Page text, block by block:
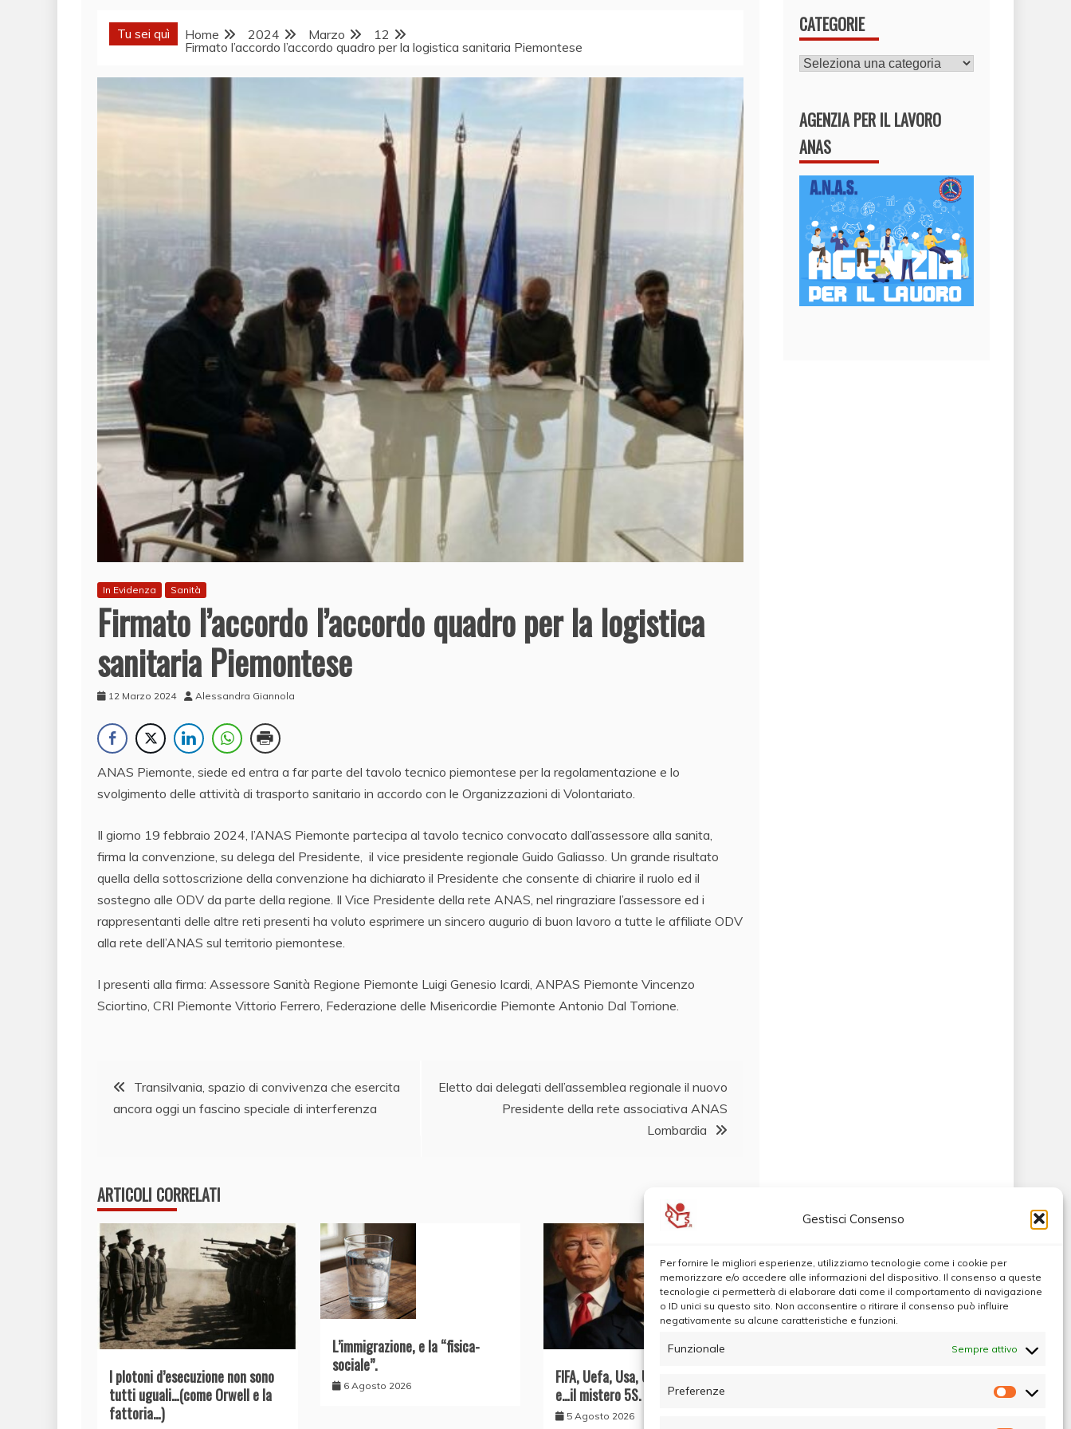
Gestisci Consenso
Per fornire le migliori esperienze, utilizziamo tecnologie come i cookie per
memorizzare e/o accedere alle informazioni del dispositivo. Il consenso a queste
tecnologie ci permetterà di elaborare dati come il comportamento di navigazione
o ID unici su questo sito. Non acconsentire o ritirare il consenso può influire
negativamente su alcune caratteristiche e funzioni.
Funzionale Sempre attivo
Preferenze
Tu sei quì Home 2024 Marzo
12
Firmato l’accordo l’accordo quadro per la logistica sanitaria Piemontese
In Evidenza Sanità
Firmato l’accordo l’accordo quadro per la logistica
sanitaria Piemontese
12 Marzo 2024 Alessandra Giannola
ANAS Piemonte, siede ed entra a far parte del tavolo tecnico piemontese per la regolamentazione e lo
svolgimento delle attività di trasporto sanitario in accordo con le Organizzazioni di Volontariato.
Il giorno 19 febbraio 2024, l’ANAS Piemonte partecipa al tavolo tecnico convocato dall’assessore alla sanita,
firma la convenzione, su delega del Presidente, il vice presidente regionale Guido Galiasso. Un grande risultato
quella della sottoscrizione della convenzione ha dichiarato il Presidente che consente di chiarire il ruolo ed il
sostegno alle ODV da parte della regione. Il Vice Presidente della rete ANAS, nel ringraziare l’assessore ed i
rappresentanti delle altre reti presenti ha voluto esprimere un sincero augurio di buon lavoro a tutte le affiliate ODV
alla rete dell’ANAS sul territorio piemontese.
I presenti alla firma: Assessore Sanità Regione Piemonte Luigi Genesio Icardi, ANPAS Piemonte Vincenzo
Sciortino, CRI Piemonte Vittorio Ferrero, Federazione delle Misericordie Piemonte Antonio Dal Torrione.
Navigazione
articoli
Transilvania, spazio di convivenza che esercita
ancora oggi un fascino speciale di interferenza
Eletto dai delegati dell’assemblea regionale il nuovo
Presidente della rete associativa ANAS
Lombardia
ARTICOLI CORRELATI
I plotoni d’esecuzione non sono
tutti uguali…(come Orwell e la
fattoria…)
L’immigrazione, e la “fisica-
sociale”.
6 Agosto 2026
FIFA, Uefa, Usa, UE, il Conte Max
e…il mistero 5S.
5 Agosto 2026
CATEGORIE
CATEGORIE
AGENZIA PER IL LAVORO
ANAS